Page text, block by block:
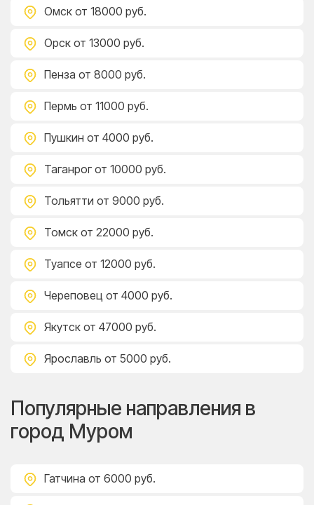
Омск от 18000 руб.
Орск от 13000 руб.
Пенза от 8000 руб.
Пермь от 11000 руб.
Пушкин от 4000 руб.
Таганрог от 10000 руб.
Тольятти от 9000 руб.
Томск от 22000 руб.
Туапсе от 12000 руб.
Череповец от 4000 руб.
Якутск от 47000 руб.
Ярославль от 5000 руб.
Популярные направления в
город Муром
Гатчина от 6000 руб.